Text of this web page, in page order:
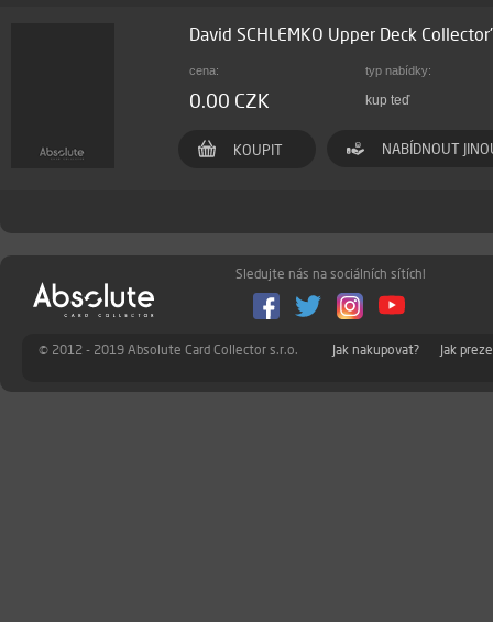
David SCHLEMKO Upper Deck
cena: typ nabídky:
0.00 CZK kup teď
KOUPIT NABÍDNOUT
Sledujte nás na sociálních sítích!
© 2012 - 2019 Absolute Card Collector s.r.o. Jak nakupovat? Jak